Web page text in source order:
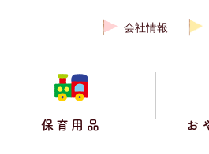
会社情報
保育用品 お